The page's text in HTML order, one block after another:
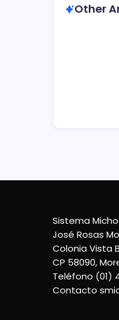
Other
Sistema
José Rosas
Colonia Vista
CP 58090,
Teléfono (01)
Contacto